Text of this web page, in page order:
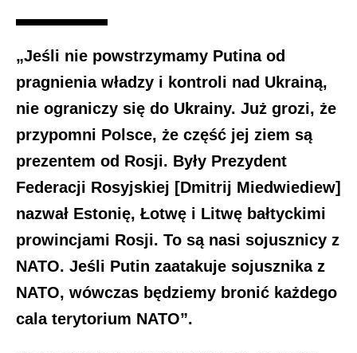
„Jeśli nie powstrzymamy Putina od
pragnienia władzy i kontroli nad Ukrainą,
nie ograniczy się do Ukrainy. Już grozi, że
przypomni Polsce, że część jej ziem są
prezentem od Rosji. Były Prezydent
Federacji Rosyjskiej [Dmitrij Miedwiediew]
nazwał Estonię, Łotwę i Litwę bałtyckimi
prowincjami Rosji. To są nasi sojusznicy z
NATO. Jeśli Putin zaatakuje sojusznika z
NATO, wówczas będziemy bronić każdego
cala terytorium NATO”.